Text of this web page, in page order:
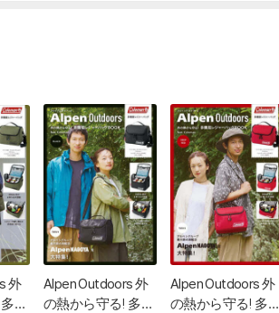
外
機
Alpen Outdoors 外
の熱から守る! 多機
Alpen Outdoors 外
の熱から守る! 多機